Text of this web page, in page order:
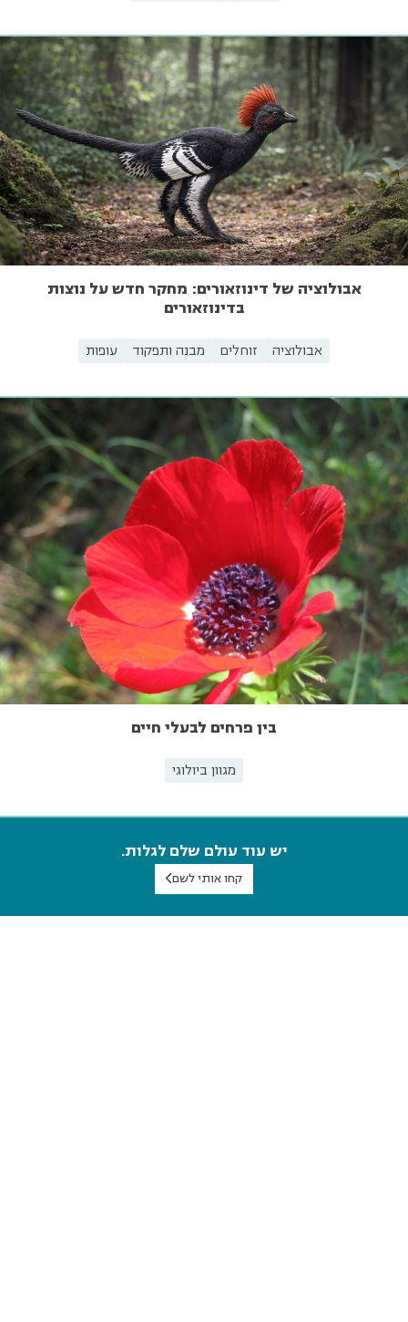
אבולוציה של דינוזאורים: מחקר חדש על נוצות
בדינוזאורים
אבולוציה זוחלים מבנה ותפקוד עופות
בין פרחים לבעלי חיים
מגוון ביולוגי
יש עוד עולם שלם לגלות.
קחו אותי לשם